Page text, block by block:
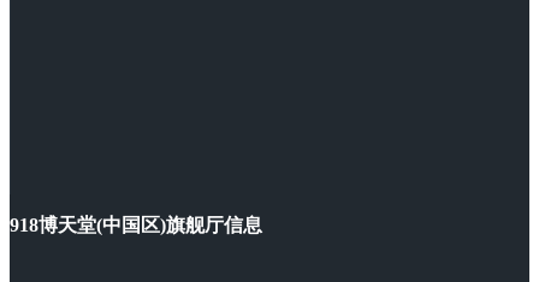
918博天堂(中国区)旗舰厅信息